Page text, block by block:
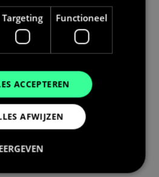
kennisbank is bedoeld om
advies. Voor
een voorstel op maat kunt u
met Bolk Energy
Targeting Functioneel
ACCEPTEREN
AFWIJZEN